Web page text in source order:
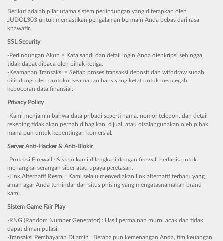
Berikut adalah pilar utama sistem perlindungan yang diterapkan oleh
JUDOL303 untuk memastikan pengalaman bermain Anda bebas dari rasa
khawatir.
SSL Security
-Perlindungan Akun = Kata sandi dan detail login Anda dienkripsi sehingga
tidak dapat dibaca oleh pihak ketiga.
-Keamanan Transaksi = Setiap proses transaksi deposit dan withdraw sudah
dilindungi oleh protokol keamanan bank yang ketat untuk mencegah
kebocoran data finansial.
Privacy Policy
-Kami menjamin bahwa data pribadi seperti nama, nomor telepon, dan detail
rekening tidak akan pernah dibagikan, dijual, atau disalahgunakan oleh pihak
mana pun untuk kepentingan komersial.
Server Anti-Hacker & Anti-Blokir
-Proteksi Firewall : Sistem kami dilengkapi dengan firewall berlapis untuk
menangkal serangan siber atau upaya peretasan.
-Link Alternatif Resmi : Kami selalu menyediakan link alternatif terbaru yang
aman agar Anda terhindar dari situs phising yang mengatasnamakan brand
kami.
Sistem Game Fair Play
-RNG (Random Number Generator) : Hasil permainan murni acak dan tidak
dapat dimanipulasi.
-Transaksi Pembayaran Dijamin : Berapa pun kemenangan Anda, tim keuangan